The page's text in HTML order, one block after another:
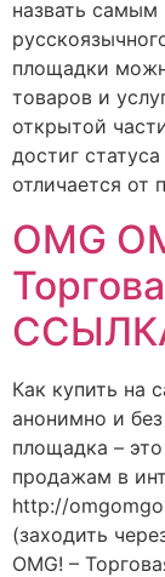
назвать
площадки
товаров и
открытой
достиг
отличается от
OMG
Как купить на
анонимно и
площадка –
продажам в
http://
(заходить
OMG! –